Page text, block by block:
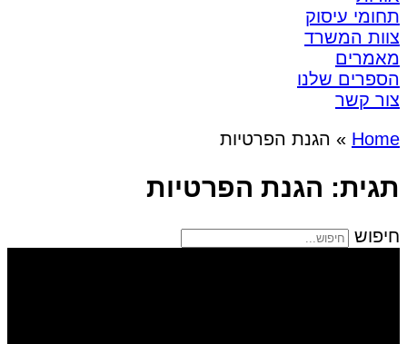
תחומי עיסוק
צוות המשרד
מאמרים
הספרים שלנו
צור קשר
Home
» הגנת הפרטיות
תגית: הגנת הפרטיות
חיפוש